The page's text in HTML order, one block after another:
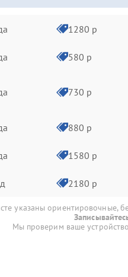
1280 р
580 р
730 р
880 р
1580 р
2180 р
указаны ориентировочные,
Мы проверим ваше